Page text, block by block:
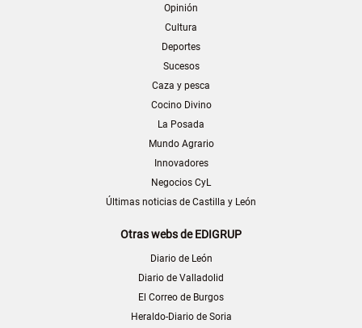
Opinión
Cultura
Deportes
Sucesos
Caza y pesca
Cocino Divino
La Posada
Mundo Agrario
Innovadores
Negocios CyL
Últimas noticias de Castilla y León
Otras webs de EDIGRUP
Diario de León
Diario de Valladolid
El Correo de Burgos
Heraldo-Diario de Soria